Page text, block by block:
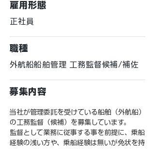
雇用形態
正社員
職種
外航船船舶管理 工務監督候補/補佐
募集内容
当社が管理委託を受けている船舶（外航船）
の工務監督（候補）を募集しています。
監督として業務に従事する事を前提に、乗船
経験の浅い方や、乗船経験は無いが免状を持